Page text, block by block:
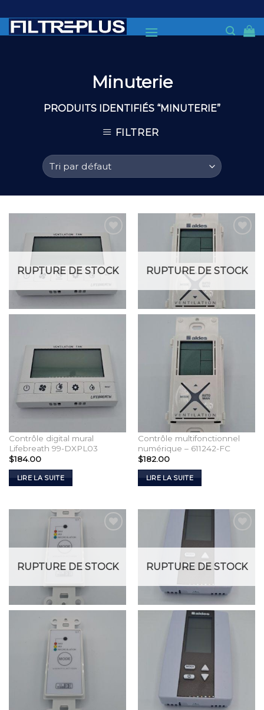
to
content
Minuterie
PRODUITS IDENTIFIÉS “MINUTERIE”
FILTRER
Add to
Wishlist
RUPTURE DE STOCK
Contrôle digital mural
Lifebreath 99-DXPL03
$184.00
LIRE LA SUITE
Wishlist
RUPTURE DE STOCK
Contrôle multifonctionnel
numérique – 611242-FC
$182.00
LIRE LA SUITE
Wishlist
RUPTURE DE STOCK
Wishlist
RUPTURE DE STOCK